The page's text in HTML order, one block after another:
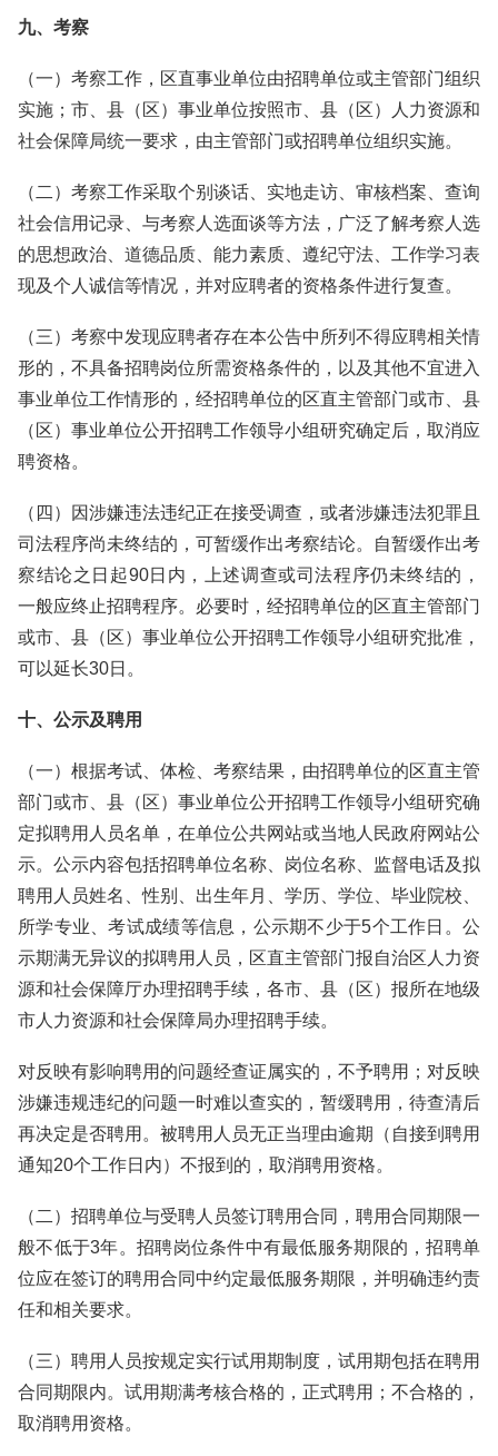
九、考察
（一）考察工作，区直事业单位由招聘单位或主管部门组织
实施；市、县（区）事业单位按照市、县（区）人力资源和
社会保障局统一要求，由主管部门或招聘单位组织实施。
（二）考察工作采取个别谈话、实地走访、审核档案、查询
社会信用记录、与考察人选面谈等方法，广泛了解考察人选
的思想政治、道德品质、能力素质、遵纪守法、工作学习表
现及个人诚信等情况，并对应聘者的资格条件进行复查。
（三）考察中发现应聘者存在本公告中所列不得应聘相关情
形的，不具备招聘岗位所需资格条件的，以及其他不宜进入
事业单位工作情形的，经招聘单位的区直主管部门或市、县
（区）事业单位公开招聘工作领导小组研究确定后，取消应
聘资格。
（四）因涉嫌违法违纪正在接受调查，或者涉嫌违法犯罪且
司法程序尚未终结的，可暂缓作出考察结论。自暂缓作出考
察结论之日起90日内，上述调查或司法程序仍未终结的，
一般应终止招聘程序。必要时，经招聘单位的区直主管部门
或市、县（区）事业单位公开招聘工作领导小组研究批准，
可以延长30日。
十、公示及聘用
（一）根据考试、体检、考察结果，由招聘单位的区直主管
部门或市、县（区）事业单位公开招聘工作领导小组研究确
定拟聘用人员名单，在单位公共网站或当地人民政府网站公
示。公示内容包括招聘单位名称、岗位名称、监督电话及拟
聘用人员姓名、性别、出生年月、学历、学位、毕业院校、
所学专业、考试成绩等信息，公示期不少于5个工作日。公
示期满无异议的拟聘用人员，区直主管部门报自治区人力资
源和社会保障厅办理招聘手续，各市、县（区）报所在地级
市人力资源和社会保障局办理招聘手续。
对反映有影响聘用的问题经查证属实的，不予聘用；对反映
涉嫌违规违纪的问题一时难以查实的，暂缓聘用，待查清后
再决定是否聘用。被聘用人员无正当理由逾期（自接到聘用
通知20个工作日内）不报到的，取消聘用资格。
（二）招聘单位与受聘人员签订聘用合同，聘用合同期限一
般不低于3年。招聘岗位条件中有最低服务期限的，招聘单
位应在签订的聘用合同中约定最低服务期限，并明确违约责
任和相关要求。
（三）聘用人员按规定实行试用期制度，试用期包括在聘用
合同期限内。试用期满考核合格的，正式聘用；不合格的，
取消聘用资格。